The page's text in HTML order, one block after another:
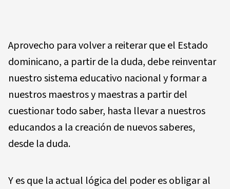
Aprovecho para volver a reiterar que el Estado
dominicano, a partir de la duda, debe reinventar
nuestro sistema educativo nacional y formar a
nuestros maestros y maestras a partir del
cuestionar todo saber, hasta llevar a nuestros
educandos a la creación de nuevos saberes,
desde la duda.
Y es que la actual lógica del poder es obligar al